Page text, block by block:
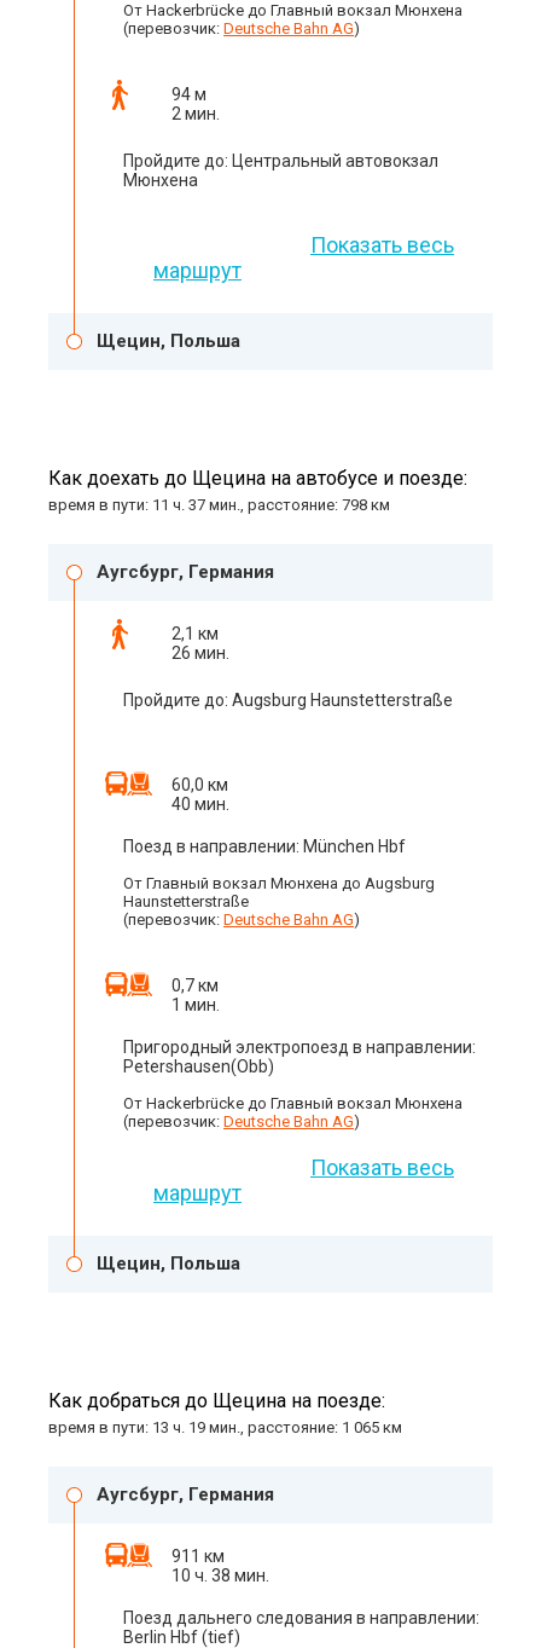
От Hackerbrücke до Главный вокзал Мюнхена
(перевозчик: Deutsche Bahn AG)
94 м
2 мин.
Пройдите до: Центральный автовокзал
Мюнхена
Показать весь
маршрут
Щецин, Польша
Как доехать до Щецина на автобусе и поезде:
время в пути: 11 ч. 37 мин., расстояние: 798 км
Аугсбург, Германия
2,1 км
26 мин.
Пройдите до: Augsburg Haunstetterstraße
60,0 км
40 мин.
Поезд в направлении: München Hbf
От Главный вокзал Мюнхена до Augsburg
Haunstetterstraße
(перевозчик: Deutsche Bahn AG)
0,7 км
1 мин.
Пригородный электропоезд в направлении:
Petershausen(Obb)
От Hackerbrücke до Главный вокзал Мюнхена
(перевозчик: Deutsche Bahn AG)
Показать весь
маршрут
Щецин, Польша
Как добраться до Щецина на поезде:
время в пути: 13 ч. 19 мин., расстояние: 1 065 км
Аугсбург, Германия
911 км
10 ч. 38 мин.
Поезд дальнего следования в направлении:
Berlin Hbf (tief)